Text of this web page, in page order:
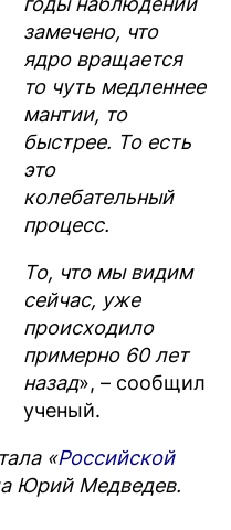
замечено, что
ядро вращается
то чуть медленнее
мантии, то
быстрее. То есть
это
колебательный
процесс.
То, что мы видим
сейчас, уже
происходило
примерно 60 лет
назад», – сообщил
ученый.
«Российской
Юрий Медведев.